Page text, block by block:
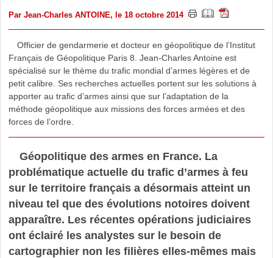
Par Jean-Charles ANTOINE, le 18 octobre 2014
Officier de gendarmerie et docteur en géopolitique de l’Institut
Français de Géopolitique Paris 8. Jean-Charles Antoine est
spécialisé sur le thème du trafic mondial d’armes légères et de
petit calibre. Ses recherches actuelles portent sur les solutions à
apporter au trafic d’armes ainsi que sur l’adaptation de la
méthode géopolitique aux missions des forces armées et des
forces de l’ordre.
Géopolitique des armes en France. La
problématique actuelle du trafic d’armes à feu
sur le territoire français a désormais atteint un
niveau tel que des évolutions notoires doivent
apparaître. Les récentes opérations judiciaires
ont éclairé les analystes sur le besoin de
cartographier non les filières elles-mêmes mais